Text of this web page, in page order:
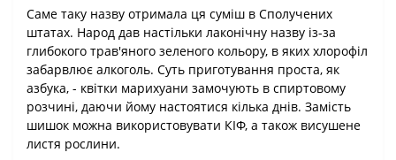
Саме таку назву отримала ця суміш в Сполучених
штатах. Народ дав настільки лаконічну назву із-за
глибокого трав'яного зеленого кольору, в яких хлорофіл
забарвлює алкоголь. Суть приготування проста, як
азбука, - квітки марихуани замочують в спиртовому
розчині, даючи йому настоятися кілька днів. Замість
шишок можна використовувати КІФ, а також висушене
листя рослини.